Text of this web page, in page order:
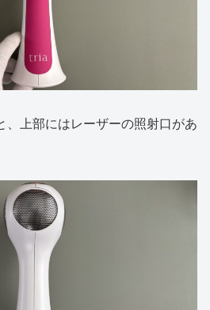
、上部にはレーザーの照射口があ